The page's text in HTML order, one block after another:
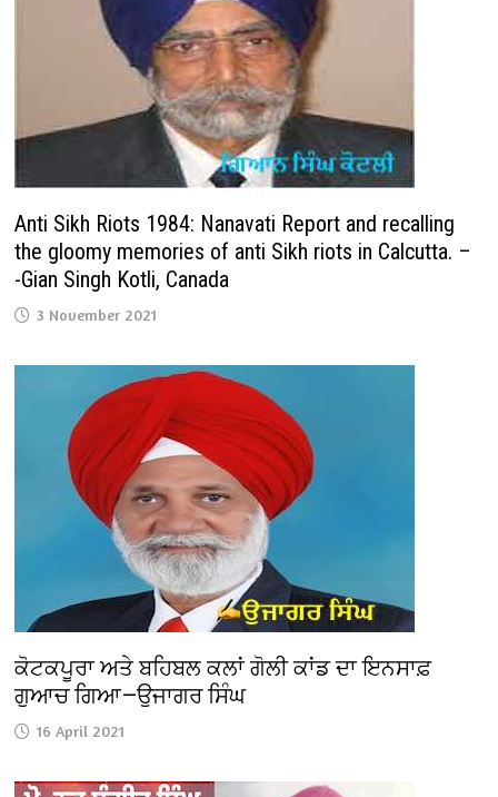
Anti Sikh Riots 1984: Nanavati Report and recalling
the gloomy memories of anti Sikh riots in Calcutta. –
-Gian Singh Kotli, Canada
3 November 2021
ਕੋਟਕਪੂਰਾ ਅਤੇ ਬਹਿਬਲ ਕਲਾਂ ਗੋਲੀ ਕਾਂਡ ਦਾ ਇਨਸਾਫ਼
ਗੁਆਚ ਗਿਆ—ਉਜਾਗਰ ਸਿੰਘ
16 April 2021